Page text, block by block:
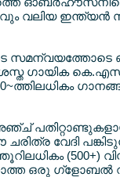
വലിയ ഇന്ത്യന്‍
സമന്വയത്തോടെ
ഗായിക
വേദി
(500+)
ഒരു ഗ്ളോബല്‍